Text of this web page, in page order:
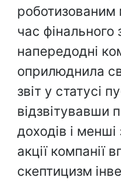
роботизованим
час фінального
напередодні
оприлюднила
звіт у статусі
відзвітувавши
доходів і менші
акції компанії
скептицизм